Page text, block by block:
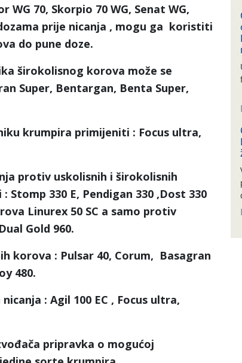
WG 70, Skorpio 70 WG, Senat WG,
prije nicanja , mogu ga koristiti
do pune doze.
širokolisnog korova može se
Super, Bentargan, Benta Super,
krumpira primijeniti : Focus ultra,
protiv uskolisnih i širokolisnih
: Stomp 330 E, Pendigan 330 ,Dost 330
Linurex 50 SC a samo protiv
Dual Gold 960.
korova : Pulsar 40, Corum, Basagran
480.
: Agil 100 EC , Focus ultra,
pripravka o mogućoj